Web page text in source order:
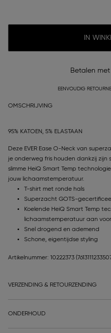
IN
Betalen met
EENVOUDIG
OMSCHRIJVING
95% KATOEN, 5% ELASTAAN
Deze EVER Ease O-Neck van
je onderweg fris houden dankzij
slimme HeiQ Smart Temp
jouw lichaamstemperatuur.
T-shirt met ronde hals
Superzacht GOTS-
Koelende HeiQ Smart Temp
lichaamstemperatuur aan
Snel drogend en ademend
Schone, eigentijdse styling
Artikelnummer: 10222373
VERZENDING & RETOURZENDING
ONDERHOUD